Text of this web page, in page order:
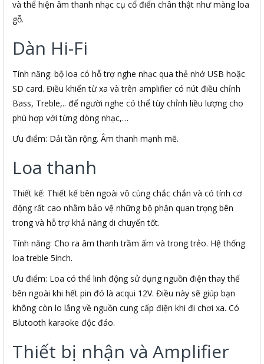
và thể hiện âm thanh nhạc cụ cổ điển chân thật như màng loa
gỗ.
Dàn Hi-Fi
Tính năng: bộ loa có hỗ trợ nghe nhạc qua thẻ nhớ USB hoặc
SD card. Điều khiển từ xa và trên amplifier có nút điều chỉnh
Bass, Treble,.. để người nghe có thể tùy chỉnh liều lượng cho
phù hợp với từng dòng nhạc,…
Ưu điểm: Dải tần rộng. Âm thanh mạnh mẽ.
Loa thanh
Thiết kế: Thiết kế bên ngoài vô cùng chắc chắn và có tính cơ
động rất cao nhằm bảo vệ những bộ phận quan trọng bên
trong và hỗ trợ khả năng di chuyển tốt.
Tính năng: Cho ra âm thanh trầm ấm và trong trẻo. Hệ thống
loa treble 5inch.
Ưu điểm: Loa có thể linh động sử dụng nguồn điện thay thế
bên ngoài khi hết pin đó là acqui 12V. Điều này sẽ giúp bạn
không còn lo lắng về nguồn cung cấp điện khi đi chơi xa. Có
Blutooth karaoke độc đáo.
Thiết bị nhận và Amplifier